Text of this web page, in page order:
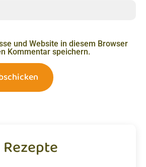
und Website in diesem Browser
Kommentar speichern.